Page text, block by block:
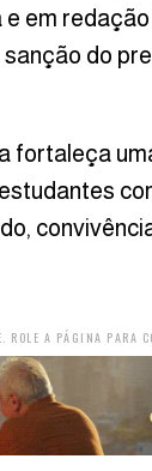
em
do
fortaleça
ROLE A PÁGINA PARA